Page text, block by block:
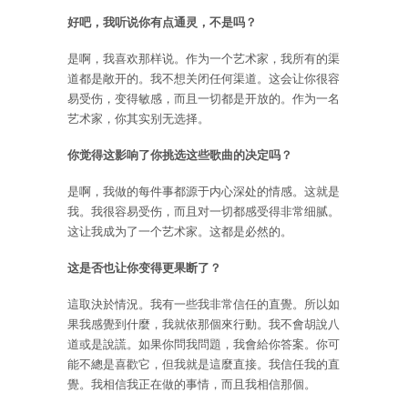
好吧，我听说你有点通灵，不是吗？
是啊，我喜欢那样说。作为一个艺术家，我所有的渠
道都是敞开的。我不想关闭任何渠道。这会让你很容
易受伤，变得敏感，而且一切都是开放的。作为一名
艺术家，你其实别无选择。
你觉得这影响了你挑选这些歌曲的决定吗？
是啊，我做的每件事都源于内心深处的情感。这就是
我。我很容易受伤，而且对一切都感受得非常细腻。
这让我成为了一个艺术家。这都是必然的。
这是否也让你变得更果断了？
這取決於情況。我有一些我非常信任的直覺。所以如
果我感覺到什麼，我就依那個來行動。我不會胡說八
道或是說謊。如果你問我問題，我會給你答案。你可
能不總是喜歡它，但我就是這麼直接。我信任我的直
覺。我相信我正在做的事情，而且我相信那個。